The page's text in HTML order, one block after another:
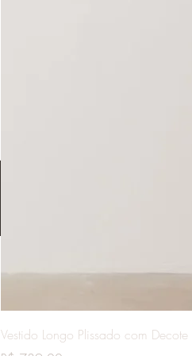
Vestido Longo Plissado com